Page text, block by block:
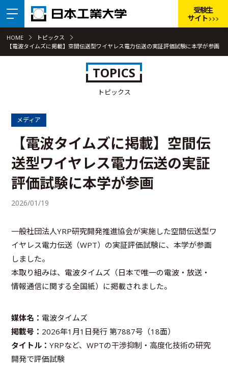
受験生
サイト
HOME
トピックス
【電波タイムズに掲載】空間伝送型ワイヤレス電力伝送の実証評価試験に本学が参画
TOPICS
トピックス
メディア
【電波タイムズに掲載】空間伝
送型ワイヤレス電力伝送の実証
評価試験に本学が参画
2026/01/19
一般社団法人YRP研究開発推進協会が実施した空間伝送型ワ
イヤレス電力伝送（WPT）の実証評価試験に、本学が参画
しました。
本取り組みは、電波タイムズ（日本で唯一の電波・放送・
情報通信に関する全国紙）に掲載されました。
媒体名： 電波タイムズ
掲載号： 2026年1月1日発行 第7887号（18面）
タイトル： YRPなど、WPTの干渉抑制・高度化技術の研究
開発で評価試験